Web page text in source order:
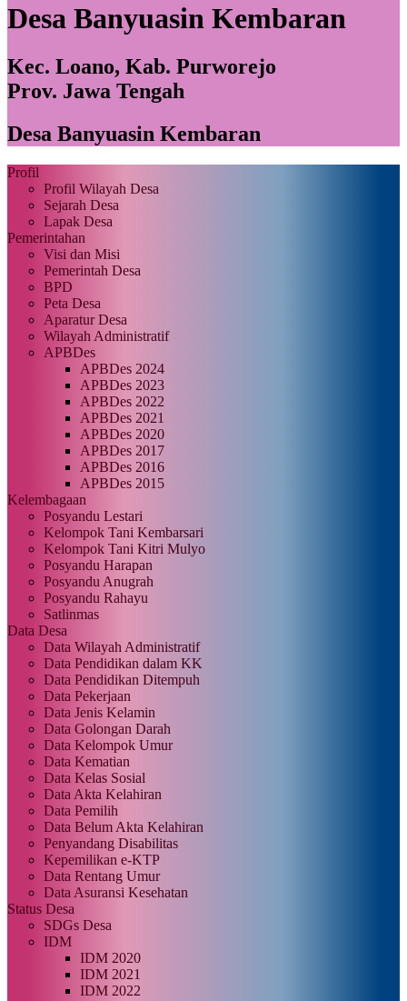
Desa Banyuasin Kembaran
Kec. Loano, Kab. Purworejo
Prov. Jawa Tengah
Desa Banyuasin Kembaran
Profil
Profil Wilayah Desa
Sejarah Desa
Lapak Desa
Pemerintahan
Visi dan Misi
Pemerintah Desa
BPD
Peta Desa
Aparatur Desa
Wilayah Administratif
APBDes
APBDes 2024
APBDes 2023
APBDes 2022
APBDes 2021
APBDes 2020
APBDes 2017
APBDes 2016
APBDes 2015
Kelembagaan
Posyandu Lestari
Kelompok Tani Kembarsari
Kelompok Tani Kitri Mulyo
Posyandu Harapan
Posyandu Anugrah
Posyandu Rahayu
Satlinmas
Data Desa
Data Wilayah Administratif
Data Pendidikan dalam KK
Data Pendidikan Ditempuh
Data Pekerjaan
Data Jenis Kelamin
Data Golongan Darah
Data Kelompok Umur
Data Kematian
Data Kelas Sosial
Data Akta Kelahiran
Data Pemilih
Data Belum Akta Kelahiran
Penyandang Disabilitas
Kepemilikan e-KTP
Data Rentang Umur
Data Asuransi Kesehatan
Status Desa
SDGs Desa
IDM
IDM 2020
IDM 2021
IDM 2022